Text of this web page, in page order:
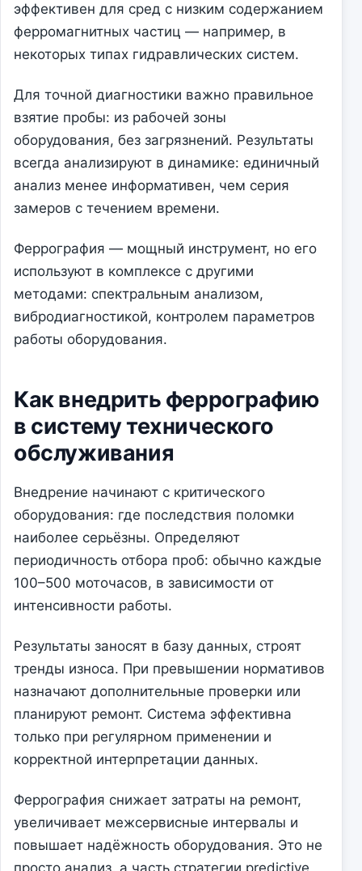
эффективен для сред с низким содержанием
ферромагнитных частиц — например, в
некоторых типах гидравлических систем.
Для точной диагностики важно правильное
взятие пробы: из рабочей зоны
оборудования, без загрязнений. Результаты
всегда анализируют в динамике: единичный
анализ менее информативен, чем серия
замеров с течением времени.
Феррография — мощный инструмент, но его
используют в комплексе с другими
методами: спектральным анализом,
вибродиагностикой, контролем параметров
работы оборудования.
Как внедрить феррографию
в систему технического
обслуживания
Внедрение начинают с критического
оборудования: где последствия поломки
наиболее серьёзны. Определяют
периодичность отбора проб: обычно каждые
100–500 моточасов, в зависимости от
интенсивности работы.
Результаты заносят в базу данных, строят
тренды износа. При превышении нормативов
назначают дополнительные проверки или
планируют ремонт. Система эффективна
только при регулярном применении и
корректной интерпретации данных.
Феррография снижает затраты на ремонт,
увеличивает межсервисные интервалы и
повышает надёжность оборудования. Это не
просто анализ, а часть стратегии predictive